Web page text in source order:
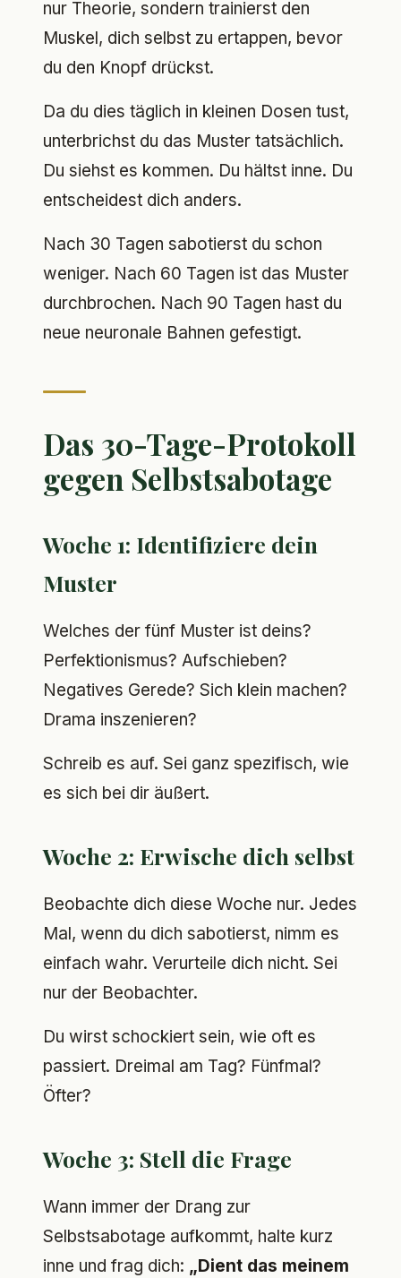
nur Theorie, sondern trainierst den
Muskel, dich selbst zu ertappen, bevor
du den Knopf drückst.
Da du dies täglich in kleinen Dosen tust,
unterbrichst du das Muster tatsächlich.
Du siehst es kommen. Du hältst inne. Du
entscheidest dich anders.
Nach 30 Tagen sabotierst du schon
weniger. Nach 60 Tagen ist das Muster
durchbrochen. Nach 90 Tagen hast du
neue neuronale Bahnen gefestigt.
Das 30-Tage-Protokoll
gegen Selbstsabotage
Woche 1: Identifiziere dein
Muster
Welches der fünf Muster ist deins?
Perfektionismus? Aufschieben?
Negatives Gerede? Sich klein machen?
Drama inszenieren?
Schreib es auf. Sei ganz spezifisch, wie
es sich bei dir äußert.
Woche 2: Erwische dich selbst
Beobachte dich diese Woche nur. Jedes
Mal, wenn du dich sabotierst, nimm es
einfach wahr. Verurteile dich nicht. Sei
nur der Beobachter.
Du wirst schockiert sein, wie oft es
passiert. Dreimal am Tag? Fünfmal?
Öfter?
Woche 3: Stell die Frage
Wann immer der Drang zur
Selbstsabotage aufkommt, halte kurz
inne und frag dich: „Dient das meinem